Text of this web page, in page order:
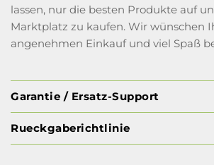
lassen, nur die besten Produkte auf
Marktplatz zu kaufen. Wir wünschen
angenehmen Einkauf und viel Spaß
Garantie / Ersatz-Support
Rueckgaberichtlinie